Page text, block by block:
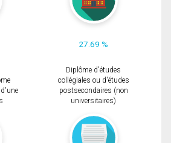
27.69 %
Diplôme d'études
collégiales ou d'études
postsecondaires (non
universitaires)